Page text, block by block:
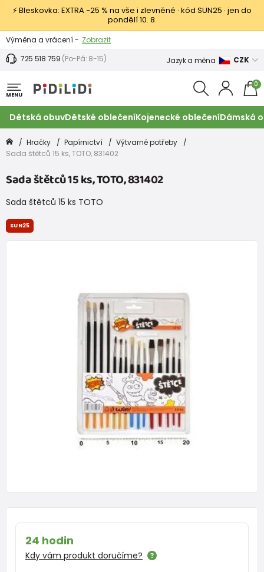
⚡ Bleskovka: EXTRA −25 % na vše i zlevněné · kód SUN25 · jen do
pondělí 10. 8.
Výměna a vrácení - Zobrazit
Sleva 100 Kč na první nákup -
725 518 759 (Po-Pá: 8-15) Jazyk a měna CZK
MENU
0
Dětská obuvDětské oblečeníKojenecké oblečeníDámská
Hračky Papírnictví
Výtvarné potřeby
Sada štětců 15 ks, TOTO, 831402
Sada štětců 15 ks, TOTO, 831402
Sada štětců 15 ks TOTO
24 hodin
Kdy vám produkt doručíme?
SUN25